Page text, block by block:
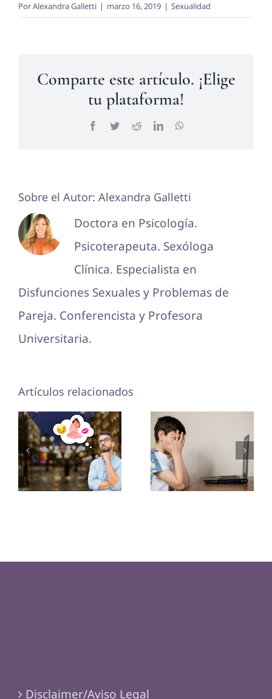
PorAlexandra Galletti | marzo 16, 2019 | Sexualidad
Comparte este artículo. ¡Elige
tu plataforma!
Facebook
TwitterRedditLinkedIn
Sobre el Autor: Alexandra Galletti
Doctora en Psicología.
Psicoterapeuta. Sexóloga
Clínica. Especialista en
Disfunciones Sexuales y Problemas de
Pareja. Conferencista y Profesora
Universitaria.
Artículos relacionados
Obsesión
por el sexo
podría ser
genética
influyen las
películas
porno en la
sexualidad
Disclaimer/Aviso Legal